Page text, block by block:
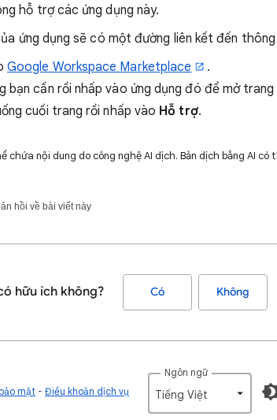
hỗ trợ các ứng dụng này.
ứng dụng sẽ có một đường liên kết đến
Google Workspace Marketplace
.
bạn cần rồi nhấp vào ứng dụng đó để mở
cuối trang rồi nhấp vào Hỗ trợ.
chứa nội dung do công nghệ AI dịch. Bản dịch bằng AI có
hồi về bài viết này
hữu ích không? Có Không
mật Điều khoản dịch vụ
Ngôn ngữ
Tiếng Việt‎